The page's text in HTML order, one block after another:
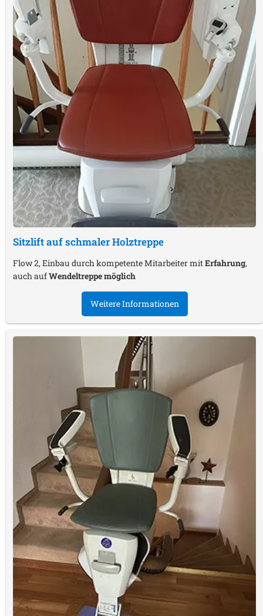
Sitzlift auf schmaler Holztreppe
Flow 2, Einbau durch kompetente Mitarbeiter mitErfahrung,
auch aufWendeltreppe möglich
Weitere Informationen